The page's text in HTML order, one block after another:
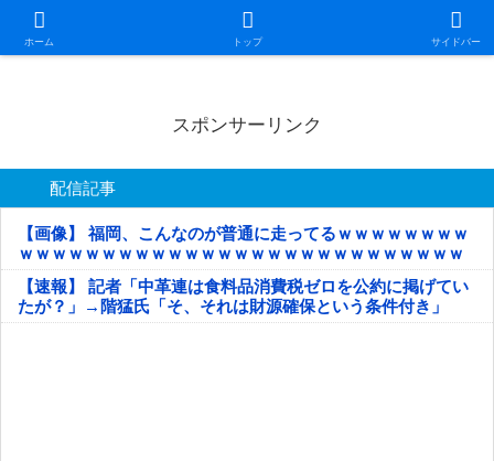
ホーム トップ サイドバー
日本第一！ニュース録
スポンサーリンク
配信記事
【画像】 福岡、こんなのが普通に走ってるｗｗｗｗｗｗｗｗ
ｗｗｗｗｗｗｗｗｗｗｗｗｗｗｗｗｗｗｗｗｗｗｗｗｗｗｗ
ｗｗｗｗｗ
【速報】 記者「中革連は食料品消費税ゼロを公約に掲げてい
たが？」→階猛氏「そ、それは財源確保という条件付き」